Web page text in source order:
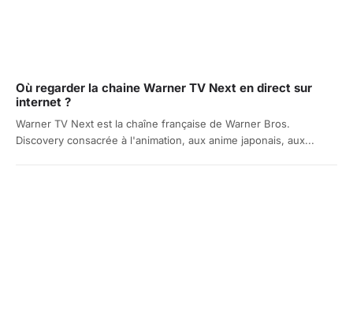
Où regarder la chaine Warner TV Next en direct sur
internet ?
Warner TV Next est la chaîne française de Warner Bros.
Discovery consacrée à l'animation, aux anime japonais, aux...